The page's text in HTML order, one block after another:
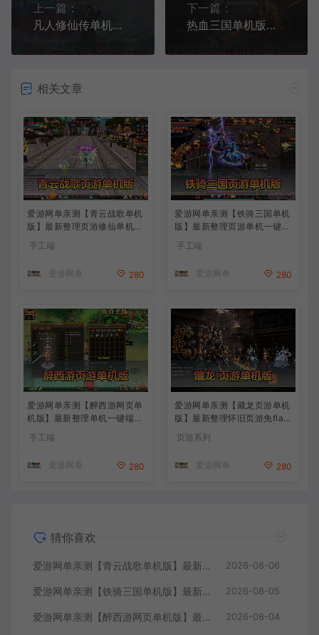
上一篇：
凡人修仙传单机版初始怀旧端页游免虚拟机一键端下载解压即可运行
下一篇：
热血三国单机版页游免虚拟机一键端怀旧经典GM后台战争策略网游单机
相关文章
爱游网单亲测【青云战歌单机
版】最新整理页游修仙单机一
户端 GM后台 通用视频教学
手工端
爱游网单 280
爱游网单亲测【铁骑三国单机
版】最新整理页游单机一键端
GM后台 通用视频教学+手工
手工端
爱游网单 280
爱游网单亲测【醉西游网页单
机版】最新整理单机一键端Wi
后台 通用视频教学+手工端文
手工端
爱游网单 280
爱游网单亲测【藏龙页游单机
版】最新整理怀旧页游免flas
压一键启动 视频安装教学
页游系列
爱游网单 280
猜你喜欢
爱游网单亲测【青云战歌单机版】最新整理页游修仙单机一键端Win系单机服务端PC客户端 GM后台 通用视频教学+手工端文本教学 2026-08-06
爱游网单亲测【铁骑三国单机版】最新整理页游单机一键端Win系单机服务端PC客户端 GM后台 通用视频教学+手工端文本教学 2026-08-05
爱游网单亲测【醉西游网页单机版】最新整理单机一键端Win系单机服务端PC客户端 GM后台 通用视频教学+手工端文本教学 2026-08-04